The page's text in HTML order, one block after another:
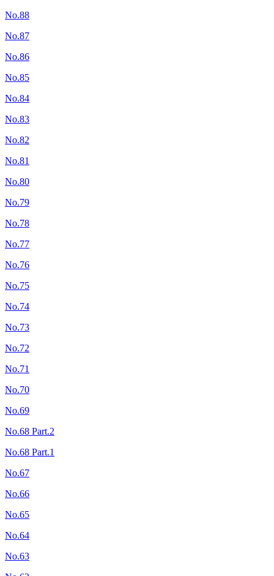
No.88
No.87
No.86
No.85
No.84
No.83
No.82
No.81
No.80
No.79
No.78
No.77
No.76
No.75
No.74
No.73
No.72
No.71
No.70
No.69
No.68 Part.2
No.68 Part.1
No.67
No.66
No.65
No.64
No.63